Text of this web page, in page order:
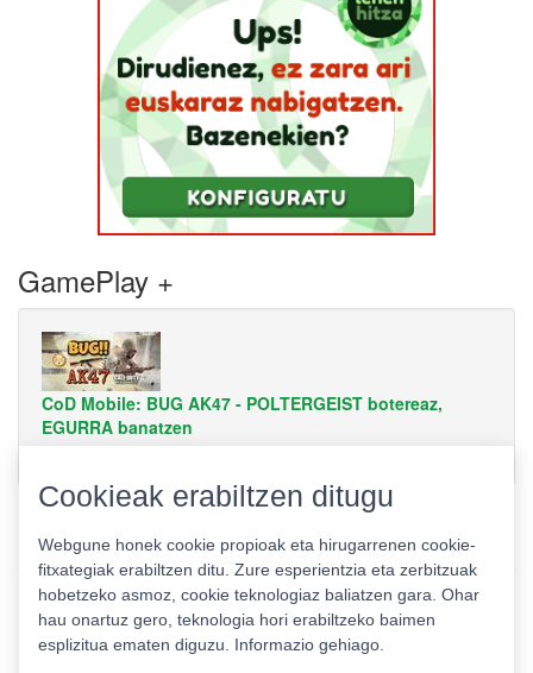
GamePlay +
CoD Mobile: BUG AK47 - POLTERGEIST botereaz,
EGURRA banatzen
Cookieak erabiltzen ditugu
Webgune honek cookie propioak eta hirugarrenen cookie-
fitxategiak erabiltzen ditu. Zure esperientzia eta zerbitzuak
hobetzeko asmoz, cookie teknologiaz baliatzen gara. Ohar
hau onartuz gero, teknologia hori erabiltzeko baimen
esplizitua ematen diguzu. Informazio gehiago.